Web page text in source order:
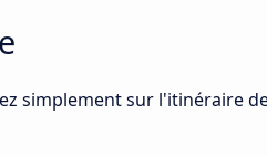
simplement sur l'itinéraire